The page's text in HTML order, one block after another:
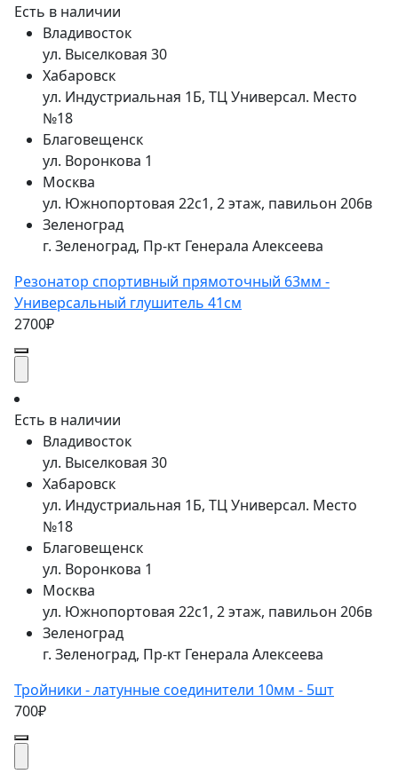
Есть в наличии
Владивосток
ул. Выселковая 30
Хабаровск
ул. Индустриальная 1Б, ТЦ Универсал. Место
№18
Благовещенск
ул. Воронкова 1
Москва
ул. Южнопортовая 22с1, 2 этаж, павильон 206в
Зеленоград
г. Зеленоград, Пр-кт Генерала Алексеева
Резонатор спортивный прямоточный 63мм -
Универсальный глушитель 41см
2700₽
Есть в наличии
Владивосток
ул. Выселковая 30
Хабаровск
ул. Индустриальная 1Б, ТЦ Универсал. Место
№18
Благовещенск
ул. Воронкова 1
Москва
ул. Южнопортовая 22с1, 2 этаж, павильон 206в
Зеленоград
г. Зеленоград, Пр-кт Генерала Алексеева
Тройники - латунные соединители 10мм - 5шт
700₽